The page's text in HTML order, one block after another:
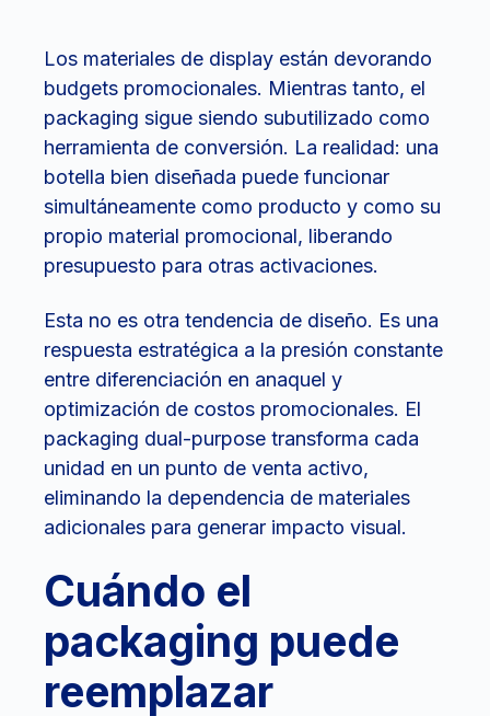
Los materiales de display están devorando
budgets promocionales. Mientras tanto, el
packaging sigue siendo subutilizado como
herramienta de conversión. La realidad: una
botella bien diseñada puede funcionar
simultáneamente como producto y como su
propio material promocional, liberando
presupuesto para otras activaciones.
Esta no es otra tendencia de diseño. Es una
respuesta estratégica a la presión constante
entre diferenciación en anaquel y
optimización de costos promocionales. El
packaging dual-purpose transforma cada
unidad en un punto de venta activo,
eliminando la dependencia de materiales
adicionales para generar impacto visual.
Cuándo el
packaging puede
reemplazar